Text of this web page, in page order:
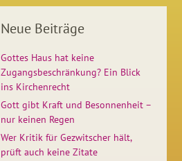
Neue Beiträge
Gottes Haus hat keine
Zugangsbeschränkung? Ein Blick
ins Kirchenrecht
Gott gibt Kraft und Besonnenheit –
nur keinen Regen
Wer Kritik für Gezwitscher hält,
prüft auch keine Zitate